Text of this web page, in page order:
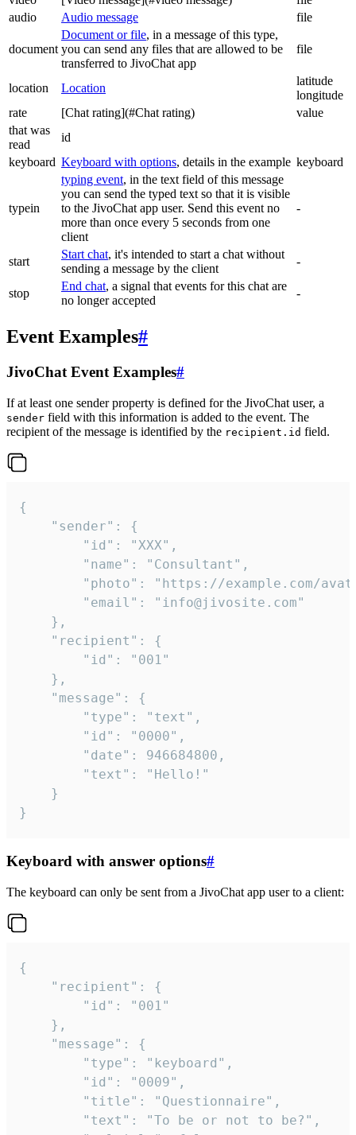
audio
Audio message file
document
Document or file, in a message of this type,
you can send any files that are allowed to be
transferred to JivoChat app
file
location Location
latitude
longitude
rate
[Chat rating](#Chat rating)
value
that was
read
id
keyboard Keyboard with options, details in the example keyboard
typein
typing event, in the text field of this message
you can send the typed text so that it is visible
to the JivoChat app user. Send this event no
more than once every 5 seconds from one
client
-
start
Start chat, it's intended to start a chat without
sending a message by the client
-
stop
End chat, a signal that events for this chat are
no longer accepted
-
Event Examples#
JivoChat Event Examples#
If at least one sender property is defined for the JivoChat user, a
sender field with this information is added to the event. The
recipient of the message is identified by the recipient.id field.
{
}
Keyboard with answer options#
The keyboard can only be sent from a JivoChat app user to a client:
{